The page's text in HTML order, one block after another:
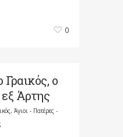
0
ο
εξ Άρτης
, Άγιοι - Πατέρες -